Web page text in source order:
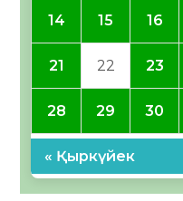
14 15 16
21 22 23
28 29 30
« Қыркүйек